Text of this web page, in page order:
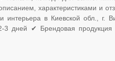
характеристиками и
интерьера в Киевской обл.,
3 дней ✔ Брендовая